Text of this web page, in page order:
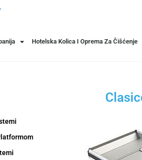
Hotelska Kolica I Oprema Za Čišćenje